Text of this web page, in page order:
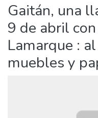
Gaitán, una
9 de abril
Lamarque :
muebles y